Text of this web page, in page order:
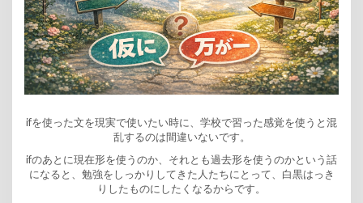
ifを使った文を現実で使いたい時に、学校で習った感覚を使うと混
乱するのは間違いないです。
ifのあとに現在形を使うのか、それとも過去形を使うのかという話
になると、勉強をしっかりしてきた人たちにとって、白黒はっき
りしたものにしたくなるからです。